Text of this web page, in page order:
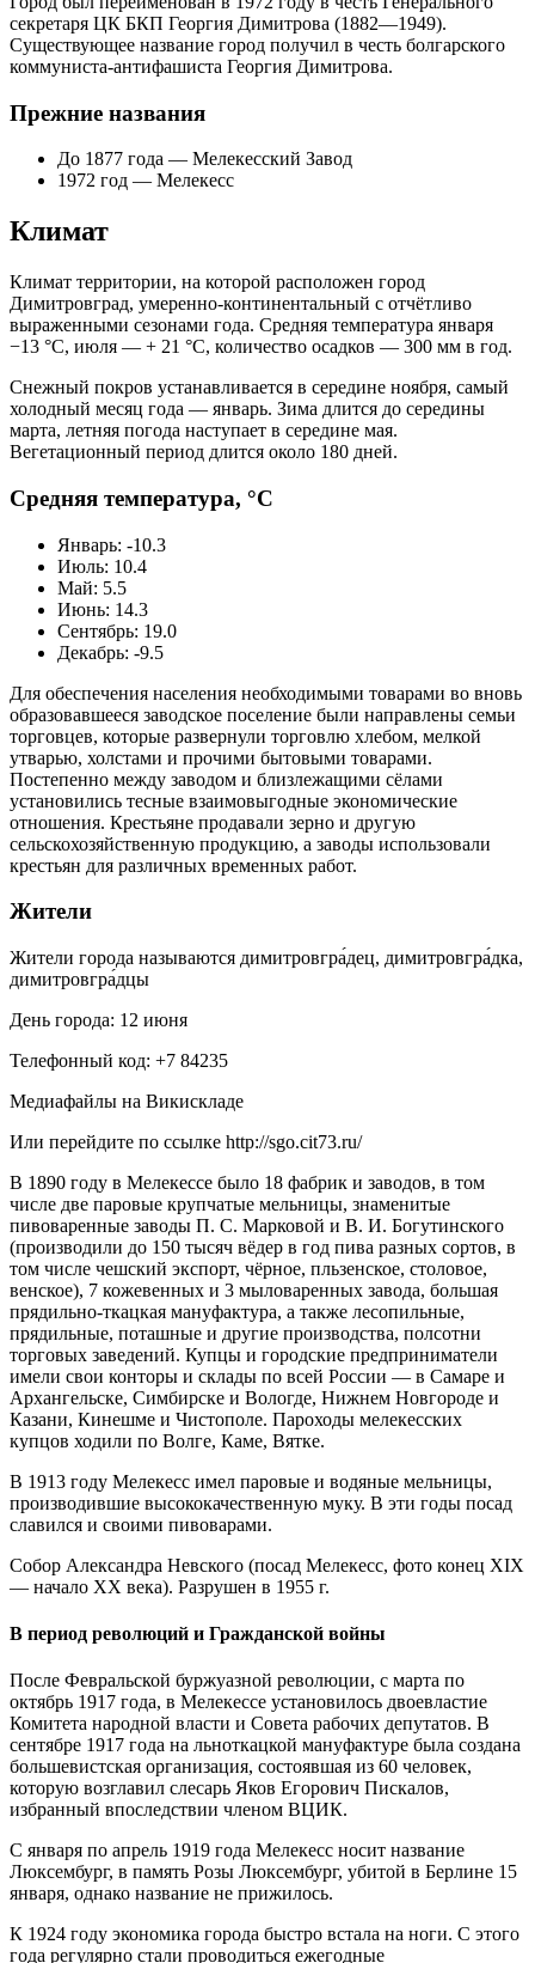
секретаря ЦК БКП Георгия Димитрова (1882—1949).
Существующее название город получил в честь болгарского
коммуниста-антифашиста Георгия Димитрова.
Прежние названия
До 1877 года — Мелекесский Завод
1972 год — Мелекесс
Климат
Климат территории, на которой расположен город
Димитровград, умеренно-континентальный с отчётливо
выраженными сезонами года. Средняя температура января
−13 °C, июля — + 21 °C, количество осадков — 300 мм в год.
Снежный покров устанавливается в середине ноября, самый
холодный месяц года — январь. Зима длится до середины
марта, летняя погода наступает в середине мая.
Вегетационный период длится около 180 дней.
Средняя температура, °C
Январь: -10.3
Июль: 10.4
Май: 5.5
Июнь: 14.3
Сентябрь: 19.0
Декабрь: -9.5
Для обеспечения населения необходимыми товарами во вновь
образовавшееся заводское поселение были направлены семьи
торговцев, которые развернули торговлю хлебом, мелкой
утварью, холстами и прочими бытовыми товарами.
Постепенно между заводом и близлежащими сёлами
установились тесные взаимовыгодные экономические
отношения. Крестьяне продавали зерно и другую
сельскохозяйственную продукцию, а заводы использовали
крестьян для различных временных работ.
Жители
Жители города называются димитровгра́дец, димитровгра́дка,
димитровгра́дцы
День города: 12 июня
Телефонный код: +7 84235
Медиафайлы на Викискладе
Или перейдите по ссылке http://sgo.cit73.ru/
В 1890 году в Мелекессе было 18 фабрик и заводов, в том
числе две паровые крупчатые мельницы, знаменитые
пивоваренные заводы П. С. Марковой и В. И. Богутинского
(производили до 150 тысяч вёдер в год пива разных сортов, в
том числе чешский экспорт, чёрное, пльзенское, столовое,
венское), 7 кожевенных и 3 мыловаренных завода, большая
прядильно-ткацкая мануфактура, а также лесопильные,
прядильные, поташные и другие производства, полсотни
торговых заведений. Купцы и городские предприниматели
имели свои конторы и склады по всей России — в Самаре и
Архангельске, Симбирске и Вологде, Нижнем Новгороде и
Казани, Кинешме и Чистополе. Пароходы мелекесских
купцов ходили по Волге, Каме, Вятке.
В 1913 году Мелекесс имел паровые и водяные мельницы,
производившие высококачественную муку. В эти годы посад
славился и своими пивоварами.
Собор Александра Невского (посад Мелекесс, фото конец XIX
— начало XX века). Разрушен в 1955 г.
В период революций и Гражданской войны
После Февральской буржуазной революции, с марта по
октябрь 1917 года, в Мелекессе установилось двоевластие
Комитета народной власти и Совета рабочих депутатов. В
сентябре 1917 года на льноткацкой мануфактуре была создана
большевистская организация, состоявшая из 60 человек,
которую возглавил слесарь Яков Егорович Пискалов,
избранный впоследствии членом ВЦИК.
С января по апрель 1919 года Мелекесс носит название
Люксембург, в память Розы Люксембург, убитой в Берлине 15
января, однако название не прижилось.
К 1924 году экономика города быстро встала на ноги. С этого
года регулярно стали проводиться ежегодные